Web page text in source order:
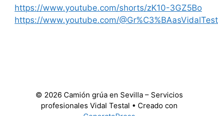
https://www.youtube.com/shorts/zK10-3GZ5Bo
https://www.youtube.com/
© 2026 Camión grúa en Sevilla – Servicios
profesionales Vidal Testal • Creado con